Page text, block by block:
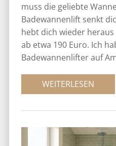
muss die geliebte
Badewannenlift senkt
hebt dich wieder
ab etwa 190 Euro. Ich
Badewannenlifter auf
WEITERLESEN